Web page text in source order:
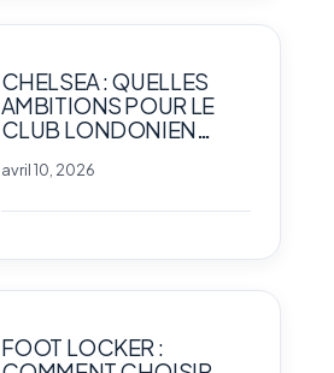
CHELSEA : QUELLES
AMBITIONS POUR LE
CLUB LONDONIEN
avril 10, 2026
FOOT LOCKER :